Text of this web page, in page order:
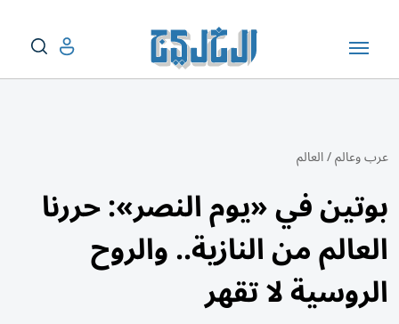
عرب وعالم/العالم
بوتين في «يوم النصر»: حررنا
العالم من النازية.. والروح
الروسية لا تقهر